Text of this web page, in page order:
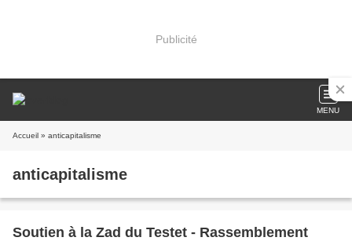
Publicité
MENU
Accueil » anticapitalisme
anticapitalisme
Soutien à la Zad du Testet - Rassemblement